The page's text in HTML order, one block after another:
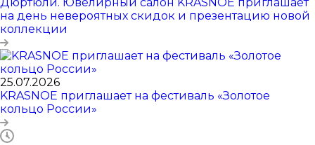
на день невероятных скидок и презентацию новой
коллекции
25.07.2026
KRASNOE приглашает на фестиваль «Золотое
кольцо России»